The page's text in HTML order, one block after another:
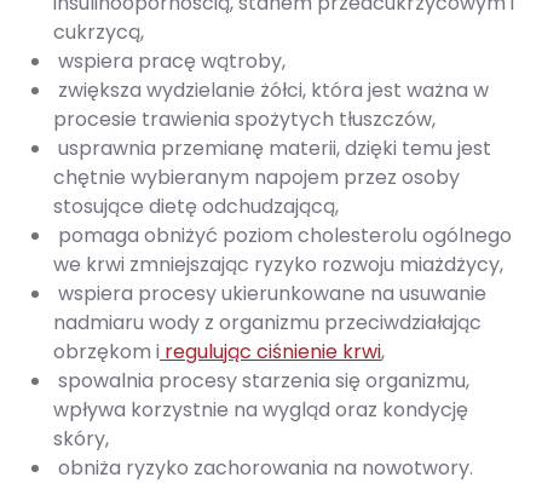
cukrzycą,
wspiera pracę wątroby,
zwiększa wydzielanie żółci, która jest ważna w
procesie trawienia spożytych tłuszczów,
usprawnia przemianę materii, dzięki temu jest
chętnie wybieranym napojem przez osoby
stosujące dietę odchudzającą,
pomaga obniżyć poziom cholesterolu ogólnego
we krwi zmniejszając ryzyko rozwoju miażdżycy,
wspiera procesy ukierunkowane na usuwanie
nadmiaru wody z organizmu przeciwdziałając
obrzękom i regulując ciśnienie krwi,
spowalnia procesy starzenia się organizmu,
wpływa korzystnie na wygląd oraz kondycję
skóry,
obniża ryzyko zachorowania na nowotwory.